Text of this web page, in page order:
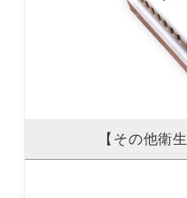
【その他衛